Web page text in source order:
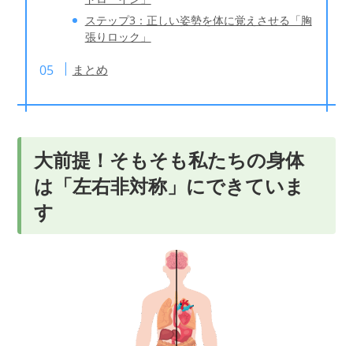
ステップ3：正しい姿勢を体に覚えさせる「胸
張りロック」
まとめ
大前提！そもそも私たちの身体
は「左右非対称」にできていま
す